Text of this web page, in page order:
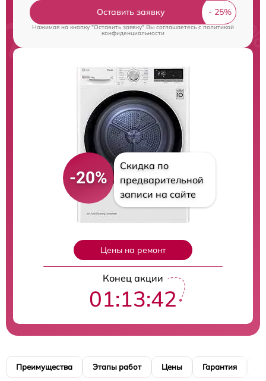
Оставить заявку
Нажимая на кнопку "Оставить заявку" Вы соглашаетесь cполитикой
конфиденциальности
-20%
Скидка по
предварительной
записи на сайте
Цены на ремонт
Конец акции
01:13:41
Преимущества Этапы работ Цены Гарантия